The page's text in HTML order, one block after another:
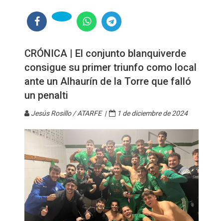
CRÓNICA | El conjunto blanquiverde
consigue su primer triunfo como local
ante un Alhaurín de la Torre que falló
un penalti
Jesús Rosillo / ATARFE | 1 de diciembre de 2024